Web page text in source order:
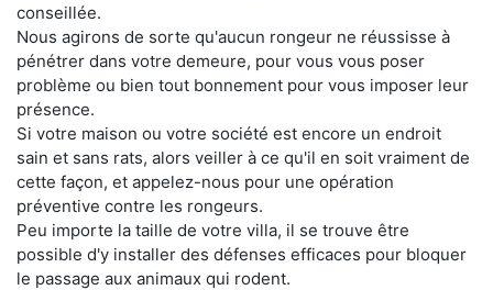
conseillée.
Nous agirons de sorte qu'aucun rongeur ne réussisse à
pénétrer dans votre demeure, pour vous vous poser
problème ou bien tout bonnement pour vous imposer leur
présence.
Si votre maison ou votre société est encore un endroit
sain et sans rats, alors veiller à ce qu'il en soit vraiment de
cette façon, et appelez-nous pour une opération
préventive contre les rongeurs.
Peu importe la taille de votre villa, il se trouve être
possible d'y installer des défenses efficaces pour bloquer
le passage aux animaux qui rodent.